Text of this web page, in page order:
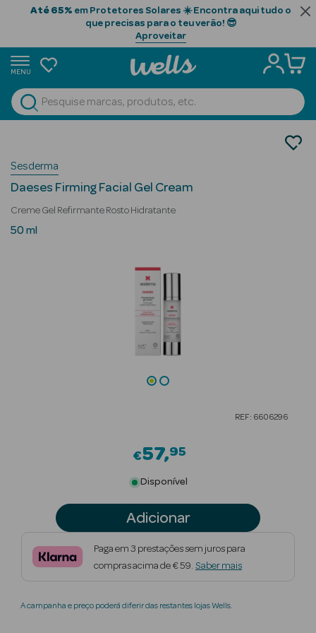
Até 65% em Protetores Solares ☀️ Encontra aqui tudo o
que precisas para o teu verão! 😎
Aproveitar
MENU
Ver Tudo
Beauty Season
Cabelo
Profissional
Beauty Season
Beauty Season
Beauty Season
Anti-envelhecimento
Sesderma
Daeses Firming Facial Gel Cream
Creme Gel Refirmante Rosto Hidratante
50 ml
REF: 6606296
€57 95
Disponível
Adicionar
Paga em 3 prestações sem juros para
compras acima de € 59. Saber mais
A campanha e preço poderá diferir das restantes lojas Wells.